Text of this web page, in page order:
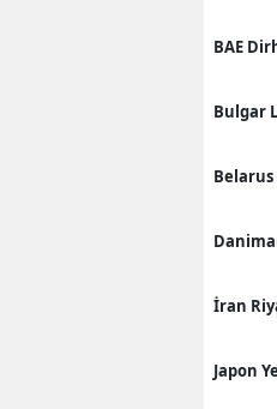
BAE
Bulgar
Belarus
İran
Japon